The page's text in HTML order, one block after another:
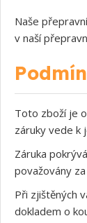
Naše
v naší
Toto zboží je
záruky vede k
Záruka
považovány
Při zjištěných
dokladem o